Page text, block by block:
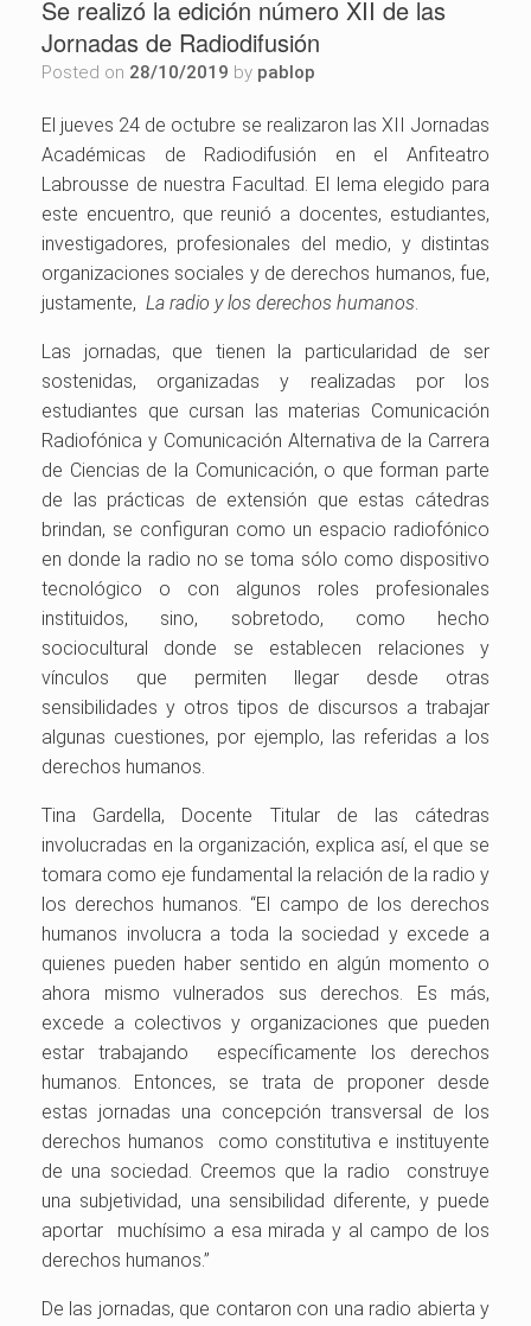
Se realizó la edición número XII de las
Jornadas de Radiodifusión
Posted on 28/10/2019 by pablop
El jueves 24 de octubre se realizaron las XII Jornadas
Académicas de Radiodifusión en el Anfiteatro
Labrousse de nuestra Facultad. El lema elegido para
este encuentro, que reunió a docentes, estudiantes,
investigadores, profesionales del medio, y distintas
organizaciones sociales y de derechos humanos, fue,
justamente, La radio y los derechos humanos.
Las jornadas, que tienen la particularidad de ser
sostenidas, organizadas y realizadas por los
estudiantes que cursan las materias Comunicación
Radiofónica y Comunicación Alternativa de la Carrera
de Ciencias de la Comunicación, o que forman parte
de las prácticas de extensión que estas cátedras
brindan, se configuran como un espacio radiofónico
en donde la radio no se toma sólo como dispositivo
tecnológico o con algunos roles profesionales
instituidos, sino, sobretodo, como hecho
sociocultural donde se establecen relaciones y
vínculos que permiten llegar desde otras
sensibilidades y otros tipos de discursos a trabajar
algunas cuestiones, por ejemplo, las referidas a los
derechos humanos.
Tina Gardella, Docente Titular de las cátedras
involucradas en la organización, explica así, el que se
tomara como eje fundamental la relación de la radio y
los derechos humanos. “El campo de los derechos
humanos involucra a toda la sociedad y excede a
quienes pueden haber sentido en algún momento o
ahora mismo vulnerados sus derechos. Es más,
excede a colectivos y organizaciones que pueden
estar trabajando específicamente los derechos
humanos. Entonces, se trata de proponer desde
estas jornadas una concepción transversal de los
derechos humanos como constitutiva e instituyente
de una sociedad. Creemos que la radio construye
una subjetividad, una sensibilidad diferente, y puede
aportar muchísimo a esa mirada y al campo de los
derechos humanos.”
De las jornadas, que contaron con una radio abierta y